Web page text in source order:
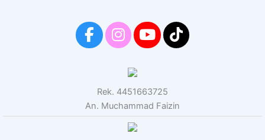
Rek. 4451663725
An. Muchammad Faizin